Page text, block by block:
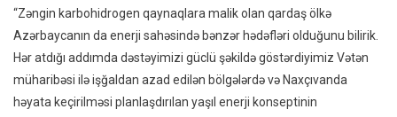
“Zəngin karbohidrogen qaynaqlara malik olan qardaş ölkə
Azərbaycanın da enerji sahəsində bənzər hədəfləri olduğunu bilirik.
Hər atdığı addımda dəstəyimizi güclü şəkildə göstərdiyimiz Vətən
müharibəsi ilə işğaldan azad edilən bölgələrdə və Naxçıvanda
həyata keçirilməsi planlaşdırılan yaşıl enerji konseptinin